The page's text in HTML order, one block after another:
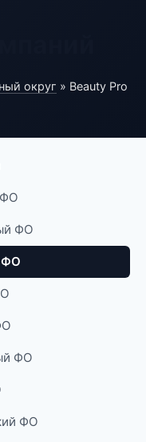
округ » Beauty Pro
ФО
ФО
ФО
ФО
ФО